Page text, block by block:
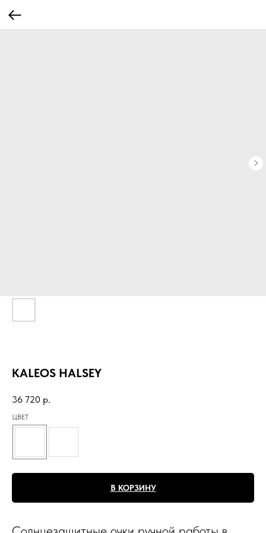
KALEOS HALSEY
36 720 р.
ЦВЕТ
В КОРЗИНУ